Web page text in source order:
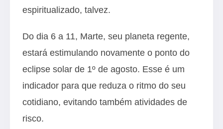
espiritualizado, talvez.
Do dia 6 a 11, Marte, seu planeta regente,
estará estimulando novamente o ponto do
eclipse solar de 1º de agosto. Esse é um
indicador para que reduza o ritmo do seu
cotidiano, evitando também atividades de
risco.